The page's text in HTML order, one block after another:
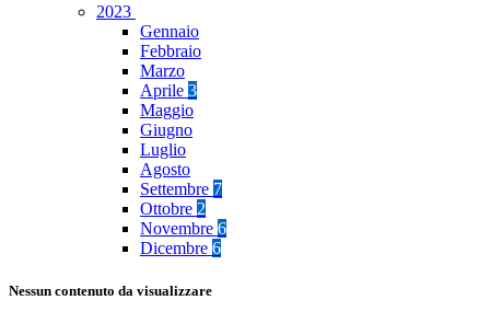
2023
Gennaio
Febbraio
Marzo
Aprile 3
Maggio
Giugno
Luglio
Agosto
Settembre 7
Ottobre 2
Novembre 6
Dicembre 6
Nessun contenuto da visualizzare